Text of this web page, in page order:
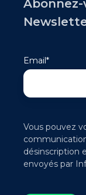
Email*
Vous pouvez
désinscription
envoyés par